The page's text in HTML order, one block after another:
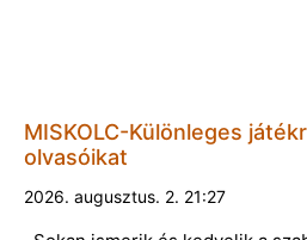
MISKOLC-Különleges
olvasóikat
2026. augusztus. 2. 21:27